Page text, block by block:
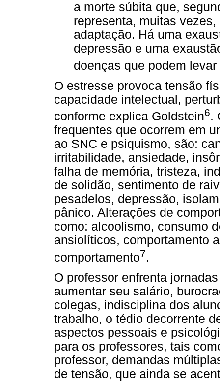
a morte súbita que,
representa, muitas
adaptação. Há uma
depressão e uma
doenças que podem
O estresse provoca tensão
capacidade intelectual,
conforme explica Goldstein6.
frequentes que ocorrem em
ao SNC e psiquismo, são:
irritabilidade, ansiedade,
falha de memória, tristeza,
de solidão, sentimento de
pesadelos, depressão,
pânico. Alterações de
como: alcoolismo, consumo
ansiolíticos, comportamento
comportamento7.
O professor enfrenta
aumentar seu salário,
colegas, indisciplina dos
trabalho, o tédio decorrente
aspectos pessoais e
para os professores, tais
professor, demandas
de tensão, que ainda se